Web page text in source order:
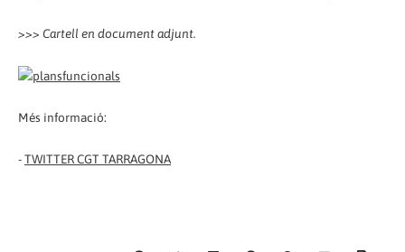
>>> Cartell en document adjunt.
Més informació:
-TWITTER CGT TARRAGONA